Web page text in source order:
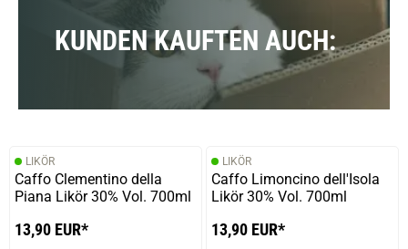
KUNDEN KAUFTEN AUCH:
LIKÖR
Caffo Clementino della
Piana Likör 30% Vol. 700ml
13,90 EUR*
LIKÖR
Caffo Limoncino dell'Isola
Likör 30% Vol. 700ml
13,90 EUR*